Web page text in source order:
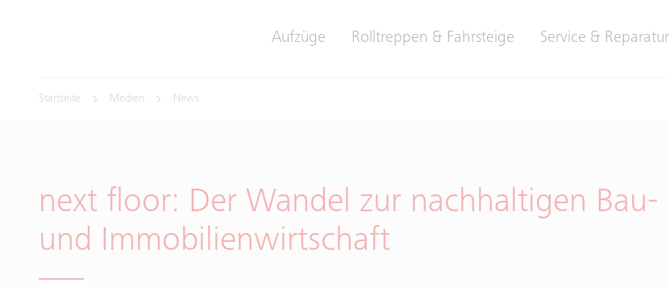
Aufzüge Rolltreppen & Fahrsteige Service & Reparatur
Startseite Medien News
next floor: Der Wandel zur nachhaltigen Bau-
und Immobilienwirtschaft